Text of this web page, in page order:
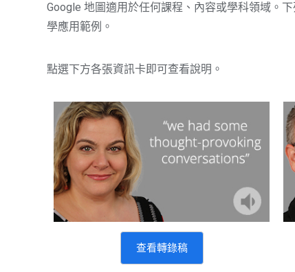
Google 地圖適用於任何課程、內容或學科領域。
學應用範例。
點選下方各張資訊卡即可查看說明。
查看轉錄稿